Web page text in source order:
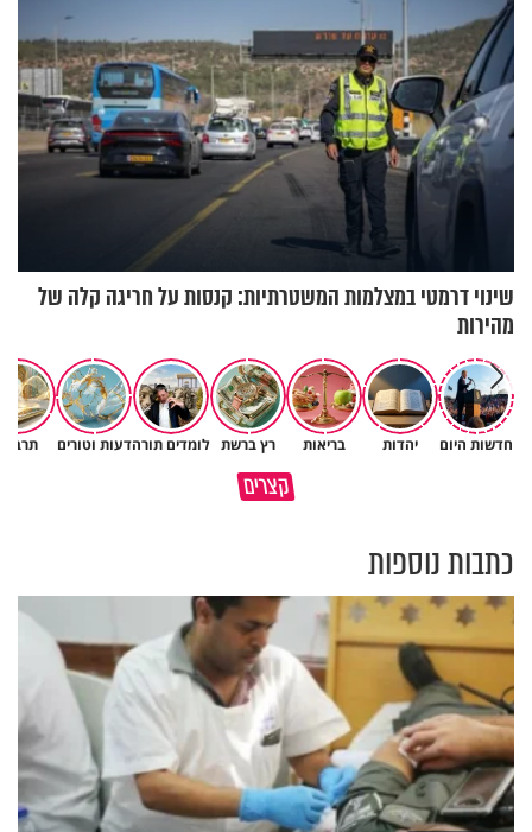
שינוי דרמטי במצלמות המשטרתיות: קנסות על חריגה קלה של
מהירות
חדשות היום יהדות בריאות רץ ברשת לומדים תורהדעות וטורים
קצרים
לפעמים המערכת מפספסת את
מותר לנשוף על בוטנים כדי
כתבות נוספות